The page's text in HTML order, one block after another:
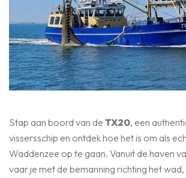
Stap aan boord van de TX20, een
vissersschip en ontdek hoe het is om als
Waddenzee op te gaan. Vanuit de haven
vaar je met de bemanning richting het